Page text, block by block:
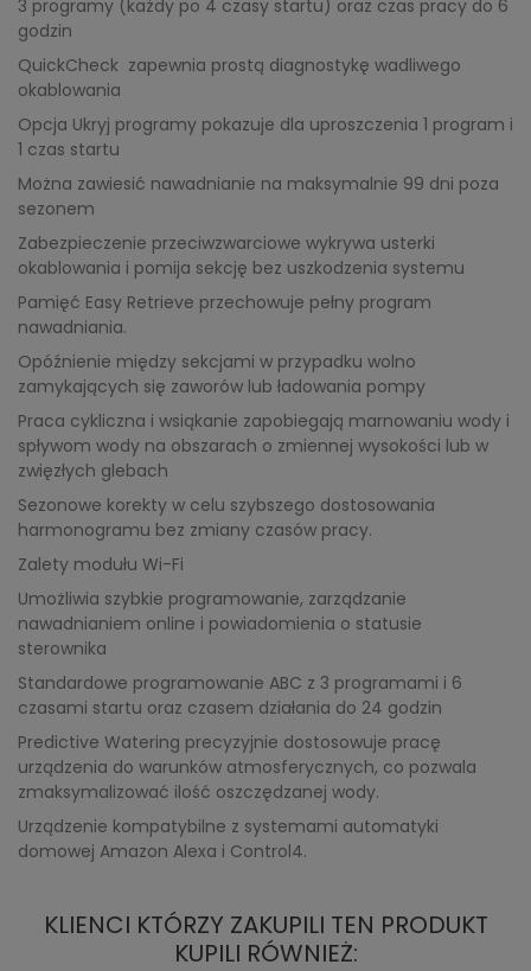
3 programy (każdy po 4 czasy startu) oraz czas pracy do 6
godzin
QuickCheck zapewnia prostą diagnostykę wadliwego
okablowania
Opcja Ukryj programy pokazuje dla uproszczenia 1 program i
1 czas startu
Można zawiesić nawadnianie na maksymalnie 99 dni poza
sezonem
Zabezpieczenie przeciwzwarciowe wykrywa usterki
okablowania i pomija sekcję bez uszkodzenia systemu
Pamięć Easy Retrieve przechowuje pełny program
nawadniania.
Opóźnienie między sekcjami w przypadku wolno
zamykających się zaworów lub ładowania pompy
Praca cykliczna i wsiąkanie zapobiegają marnowaniu wody i
spływom wody na obszarach o zmiennej wysokości lub w
zwięzłych glebach
Sezonowe korekty w celu szybszego dostosowania
harmonogramu bez zmiany czasów pracy.
Zalety modułu Wi-Fi
Umożliwia szybkie programowanie, zarządzanie
nawadnianiem online i powiadomienia o statusie
sterownika
Standardowe programowanie ABC z 3 programami i 6
czasami startu oraz czasem działania do 24 godzin
Predictive Watering precyzyjnie dostosowuje pracę
urządzenia do warunków atmosferycznych, co pozwala
zmaksymalizować ilość oszczędzanej wody.
Urządzenie kompatybilne z systemami automatyki
domowej Amazon Alexa i Control4.
KLIENCI KTÓRZY ZAKUPILI TEN PRODUKT
KUPILI RÓWNIEŻ: